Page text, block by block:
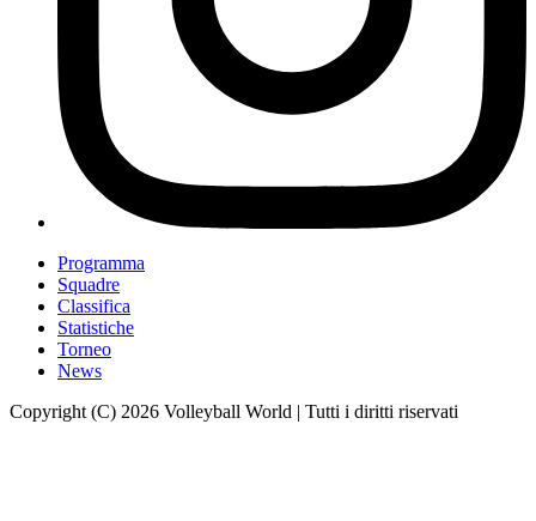
Programma
Squadre
Classifica
Statistiche
Torneo
News
Copyright (C) 2026 Volleyball World | Tutti i diritti riservati